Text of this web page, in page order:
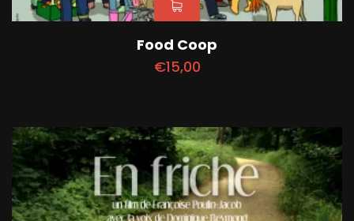
Food Coop
€15,00